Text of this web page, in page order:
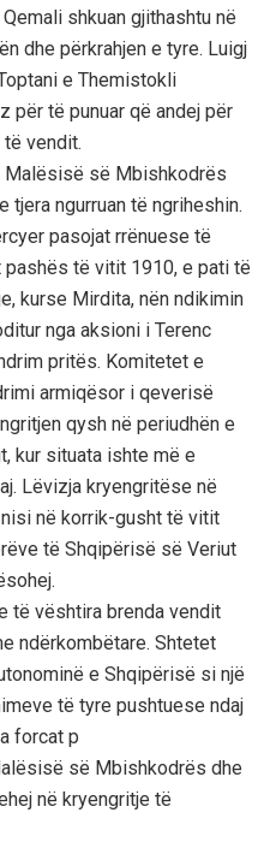
shkuan gjithashtu në
dhe përkrahjen e tyre. Luigj
e Themistokli
për të punuar që andej për
vendit.
Malësisë së Mbishkodrës
tjera ngurruan të ngriheshin.
pasojat rrënuese të
të vitit 1910, e pati të
kurse Mirdita, nën ndikimin
nga aksioni i Terenc
pritës. Komitetet e
armiqësor i qeverisë
qysh në periudhën e
kur situata ishte më e
Lëvizja kryengritëse në
në korrik-gusht të vitit
të Shqipërisë së Veriut
të vështira brenda vendit
ndërkombëtare. Shtetet
e Shqipërisë si një
të tyre pushtuese ndaj
forcat p
së Mbishkodrës dhe
në kryengritje të